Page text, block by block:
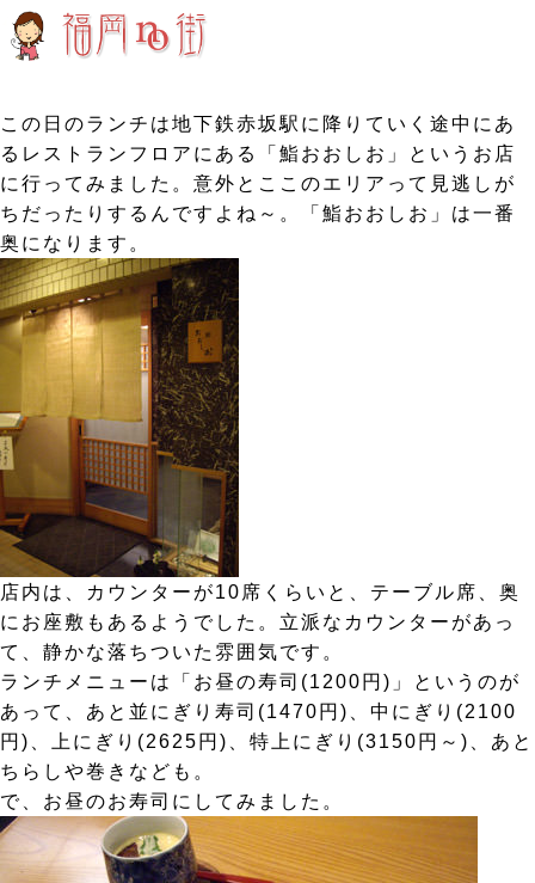
この日のランチは地下鉄赤坂駅に降りていく途中にあ
るレストランフロアにある「鮨おおしお」というお店
に行ってみました。意外とここのエリアって見逃しが
ちだったりするんですよね～。「鮨おおしお」は一番
奥になります。
店内は、カウンターが10席くらいと、テーブル席、奥
にお座敷もあるようでした。立派なカウンターがあっ
て、静かな落ちついた雰囲気です。
ランチメニューは「お昼の寿司(1200円)」というのが
あって、あと並にぎり寿司(1470円)、中にぎり(2100
円)、上にぎり(2625円)、特上にぎり(3150円～)、あと
ちらしや巻きなども。
で、お昼のお寿司にしてみました。